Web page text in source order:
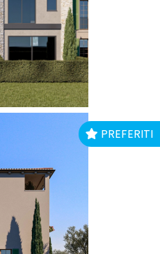
PREFERITI